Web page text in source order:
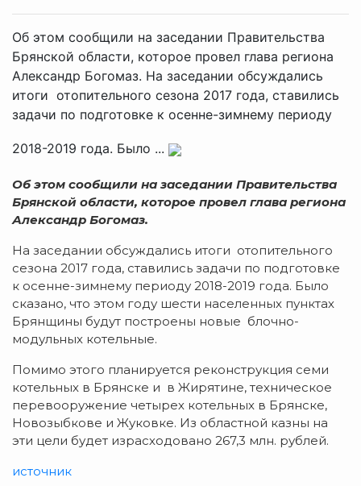
Об этом сообщили на заседании Правительства
Брянской области, которое провел глава региона
Александр Богомаз. На заседании обсуждались
итоги отопительного сезона 2017 года, ставились
задачи по подготовке к осенне-зимнему периоду
2018-2019 года. Было ...
Об этом сообщили на заседании Правительства
Брянской области, которое провел глава региона
Александр Богомаз.
На заседании обсуждались итоги отопительного
сезона 2017 года, ставились задачи по подготовке
к осенне-зимнему периоду 2018-2019 года. Было
сказано, что этом году шести населенных пунктах
Брянщины будут построены новые блочно-
модульных котельные.
Помимо этого планируется реконструкция семи
котельных в Брянске и в Жирятине, техническое
перевооружение четырех котельных в Брянске,
Новозыбкове и Жуковке. Из областной казны на
эти цели будет израсходовано 267,3 млн. рублей.
источник